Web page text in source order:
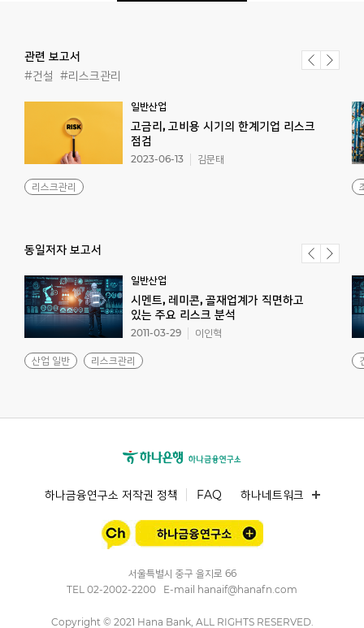
관련 보고서
#건설 #리스크관리
일반산업
고금리, 고비용 시기의 한계기업 리스크
점검
리스크관리
2023-06-13 김문태
동일저자 보고서
일반산업
시멘트, 레미콘, 골재업계가 직면하고
있는 주요 리스크 분석
산업 일반 리스크관리
2011-03-29 이인혁
하나금융연구소 저작권 정책 FAQ 하나네트워크
서울특별시 중구 을지로 66
TEL 02-2002-2200 E-mail hanaif@hanafn.com
Copyright © 2021 Hana Bank, ALL RIGHTS RESERVED.